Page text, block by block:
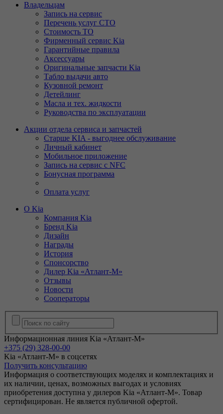
Владельцам
Запись на сервис
Перечень услуг СТО
Стоимость ТО
Фирменный сервис Kia
Гарантийные правила
Аксессуары
Оригинальные запчасти Kia
Табло выдачи авто
Кузовной ремонт
Детейлинг
Масла и тех. жидкости
Руководства по эксплуатации
Акции отдела сервиса и запчастей
Старше KIA - выгоднее обслуживание
Личный кабинет
Мобильное приложение
Запись на сервис с NFC
Бонусная программа
Оплата услуг
О Kia
Компания Kia
Бренд Kia
Дизайн
Награды
История
Спонсорство
Дилер Kia «Атлант-М»
Отзывы
Новости
Сооператоры
Информационная линия Kia «Атлант-М»
+375 (29) 328-00-00
Kia «Атлант-М» в соцсетях
Получить консультацию
Информация о соответствующих моделях и комплектациях и
их наличии, ценах, возможных выгодах и условиях
приобретения доступна у дилеров Kia «Атлант-М». Товар
сертифицирован. Не является публичной офертой.